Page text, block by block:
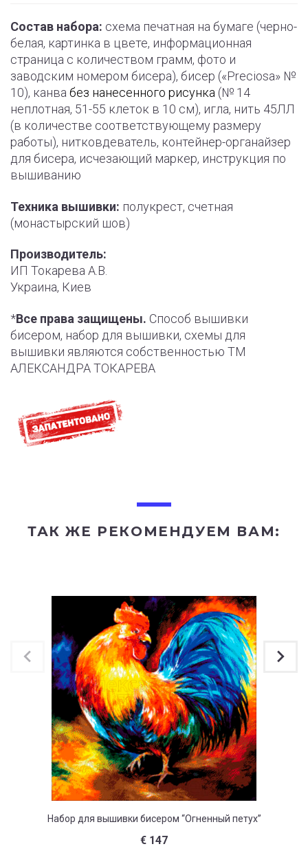
Состав набора: схема печатная на бумаге (черно-
белая, картинка в цвете, информационная
страница с количеством грамм, фото и
заводским номером бисера), бисер («Preciosa» №
10), канва без нанесенного рисунка (№ 14
неплотная, 51-55 клеток в 10 см), игла, нить 45ЛЛ
(в количестве соответствующему размеру
работы), нитковдеватель, контейнер-органайзер
для бисера, исчезающий маркер, инструкция по
вышиванию
Техника вышивки: полукрест, счетная
(монастырский шов)
Производитель:
ИП Токарева А.В.
Украина, Киев
*Все права защищены. Способ вышивки
бисером, набор для вышивки, схемы для
вышивки являются собственностью ТМ
АЛЕКСАНДРА ТОКАРЕВА
ТАК ЖЕ РЕКОМЕНДУЕМ ВАМ:
Набор для вышивки бисером “Огненный петух”
€ 147